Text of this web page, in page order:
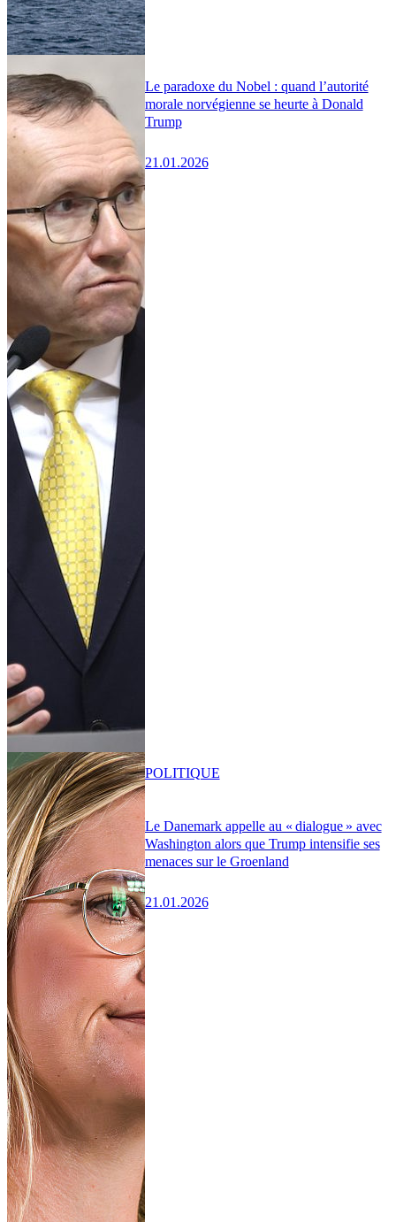
Le paradoxe du Nobel : quand l’autorité
morale norvégienne se heurte à Donald
Trump
21.01.2026
Le Danemark appelle au « dialogue » avec
Washington alors que Trump intensifie ses
menaces sur le Groenland
21.01.2026
POLITIQUE